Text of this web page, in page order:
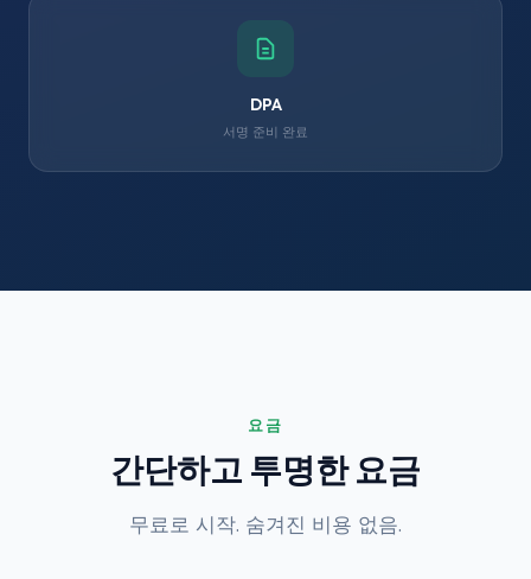
DPA
서명 준비 완료
요금
간단하고 투명한 요금
무료로 시작. 숨겨진 비용 없음.